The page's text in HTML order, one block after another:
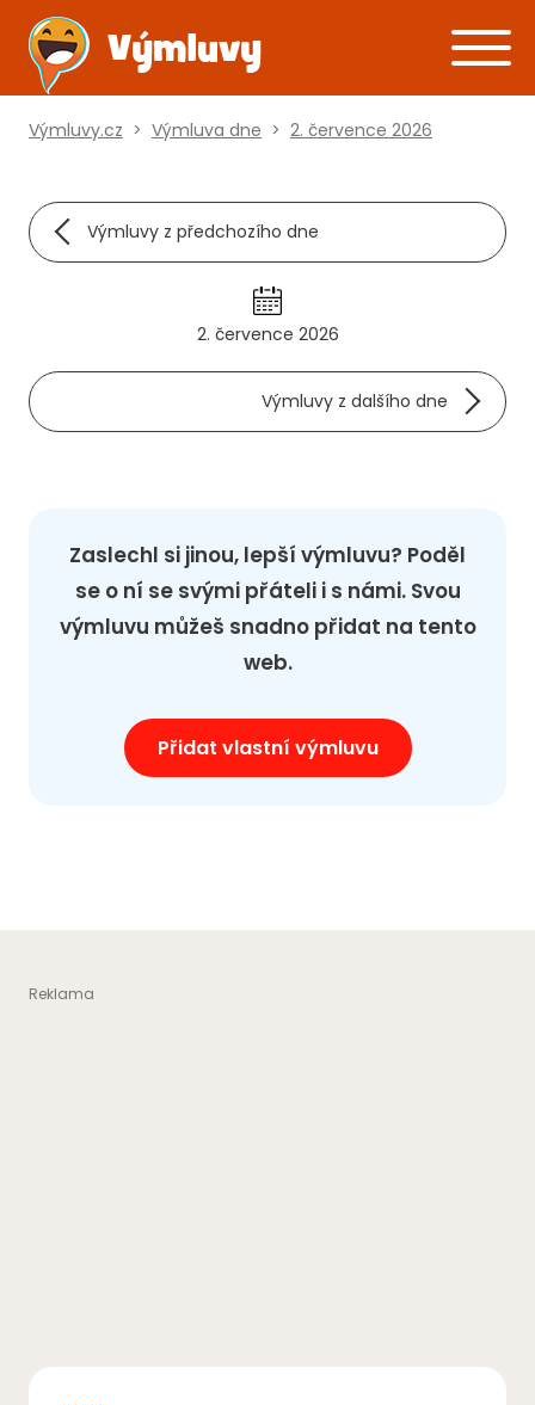
Výmluvy.cz > Výmluva dne > 2. července 2026
Výmluvy z předchozího dne
2. července 2026
Výmluvy z dalšího dne
Zaslechl si jinou, lepší výmluvu? Poděl
se o ní se svými přáteli i s námi. Svou
výmluvu můžeš snadno přidat na tento
web.
Přidat vlastní výmluvu